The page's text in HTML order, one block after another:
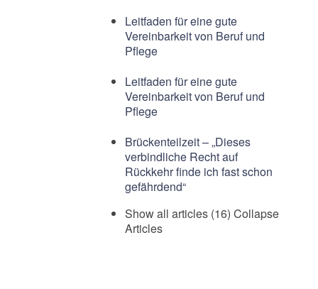
Leitfaden für eine gute
Vereinbarkeit von Beruf und
Pflege
Leitfaden für eine gute
Vereinbarkeit von Beruf und
Pflege
Brückenteilzeit – „Dieses
verbindliche Recht auf
Rückkehr finde ich fast schon
gefährdend“
Show all articles (16) Collapse
Articles